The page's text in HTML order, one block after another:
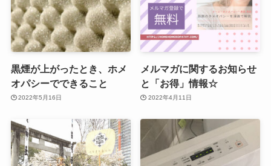
黒煙が上がったとき、ホメ
オパシーでできること
2022年5月16日
メルマガに関するお知らせ
と「お得」情報☆
2022年4月11日